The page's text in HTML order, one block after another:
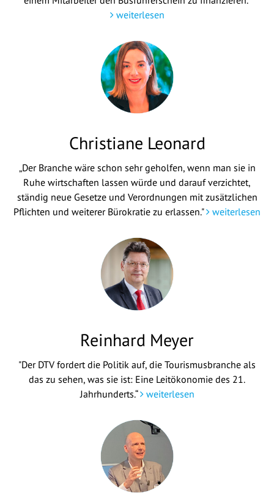
weiterlesen
Christiane Leonard
„Der Branche wäre schon sehr geholfen, wenn man sie in
Ruhe wirtschaften lassen würde und darauf verzichtet,
ständig neue Gesetze und Verordnungen mit zusätzlichen
Pflichten und weiterer Bürokratie zu erlassen."
weiterlesen
Reinhard Meyer
"Der DTV fordert die Politik auf, die Tourismusbranche als
das zu sehen, was sie ist: Eine Leitökonomie des 21.
Jahrhunderts.“ weiterlesen